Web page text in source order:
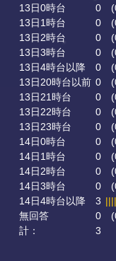
13日0時台
0
13日1時台
0
13日2時台
0
13日3時台
0
13日4時台以降
0
13日20時台以前 0
13日21時台
0
13日22時台
0
13日23時台
0
14日0時台
0
14日1時台
0
14日2時台
0
14日3時台
0
14日4時台以降
3
無回答
0
計：
3